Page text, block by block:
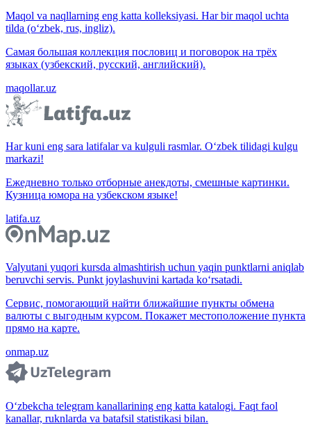
Maqol va naqllarning eng katta kolleksiyasi. Har bir maqol uchta
tilda (o‘zbek, rus, ingliz).
Самая большая коллекция пословиц и поговорок на трёх
языках (узбекский, русский, английский).
maqollar.uz
Har kuni eng sara latifalar va kulguli rasmlar. O‘zbek tilidagi kulgu
markazi!
Ежедневно только отборные анекдоты, смешные картинки.
Кузница юмора на узбекском языке!
latifa.uz
Valyutani yuqori kursda almashtirish uchun yaqin punktlarni aniqlab
beruvchi servis. Punkt joylashuvini kartada ko‘rsatadi.
Сервис, помогающий найти ближайшие пункты обмена
валюты с выгодным курсом. Покажет местоположение пункта
прямо на карте.
onmap.uz
O‘zbekcha telegram kanallarining eng katta katalogi. Faqt faol
kanallar, ruknlarda va batafsil statistikasi bilan.